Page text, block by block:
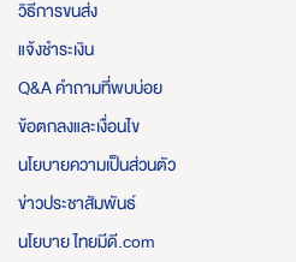
วิธีการขนส่ง
แจ้งชำระเงิน
Q&A คำถามที่พบบ่อย
ข้อตกลงและเงื่อนไข
นโยบายความเป็นส่วนตัว
ข่าวประชาสัมพันธ์
นโยบาย ไทยมีดี.com